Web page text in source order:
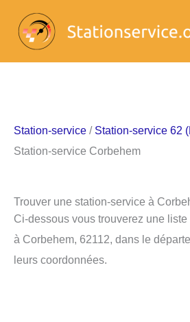
contenu
Station-service / Station-service 62
Station-service Corbehem
Trouver une station-service à
Ci-dessous vous trouverez une
à Corbehem, 62112, dans le
leurs coordonnées.